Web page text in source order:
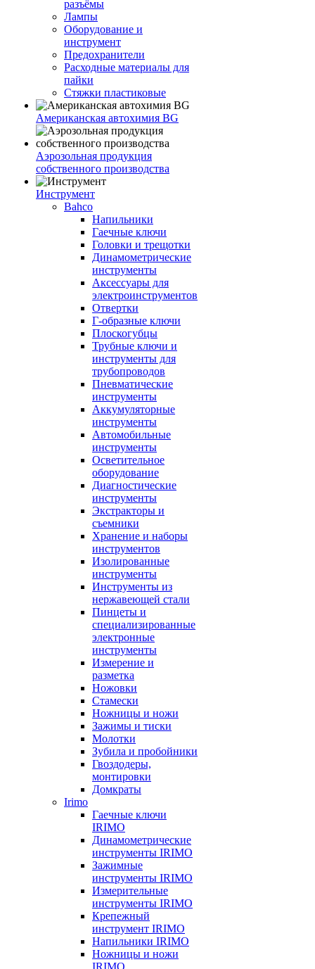
разъёмы
Лампы
Оборудование и
инструмент
Предохранители
Расходные материалы для
пайки
Стяжки пластиковые
Американская автохимия BG
Аэрозольная продукция
собственного производства
Инструмент
Bahco
Напильники
Гаечные ключи
Головки и трещотки
Динамометрические
инструменты
Аксессуары для
электроинструментов
Отвертки
Г-образные ключи
Плоскогубцы
Трубные ключи и
инструменты для
трубопроводов
Пневматические
инструменты
Аккумуляторные
инструменты
Автомобильные
инструменты
Осветительное
оборудование
Диагностические
инструменты
Экстракторы и
съемники
Хранение и наборы
инструментов
Изолированные
инструменты
Инструменты из
нержавеющей стали
Пинцеты и
специализированные
электронные
инструменты
Измерение и
разметка
Ножовки
Стамески
Ножницы и ножи
Зажимы и тиски
Молотки
Зубила и пробойники
Гвоздодеры,
монтировки
Домкраты
Irimo
Гаечные ключи
IRIMO
Динамометрические
инструменты IRIMO
Зажимные
инструменты IRIMO
Измерительные
инструменты IRIMO
Крепежный
инструмент IRIMO
Напильники IRIMO
Ножницы и ножи
IRIMO